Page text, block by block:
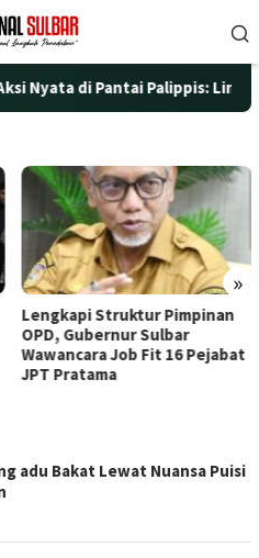
di Pantai Palippis:
»
Lengkapi Struktur Pimpinan
OPD, Gubernur Sulbar
Wawancara Job Fit 16 Pejabat
JPT Pratama
adu Bakat Lewat Nuansa Puisi